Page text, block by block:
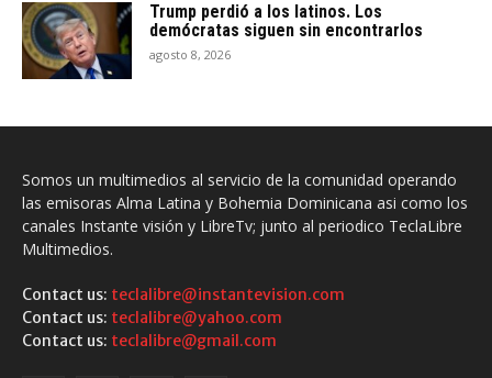
Trump perdió a los latinos. Los
demócratas siguen sin encontrarlos
agosto 8, 2026
Somos un multimedios al servicio de la comunidad operando
las emisoras Alma Latina y Bohemia Dominicana asi como los
canales Instante visión y LibreTv; junto al periodico TeclaLibre
Multimedios.
Contact us: teclalibre@instantevision.com
Contact us: teclalibre@yahoo.com
Contact us: teclalibre@gmail.com